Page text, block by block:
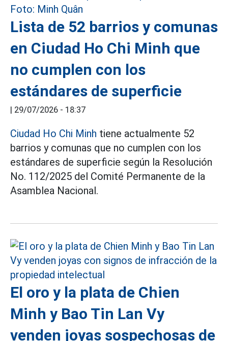
Lista de 52 barrios y comunas
en Ciudad Ho Chi Minh que
no cumplen con los
estándares de superficie
| 29/07/2026 - 18:37
Ciudad Ho Chi Minh tiene actualmente 52
barrios y comunas que no cumplen con los
estándares de superficie según la Resolución
No. 112/2025 del Comité Permanente de la
Asamblea Nacional.
El oro y la plata de Chien
Minh y Bao Tin Lan Vy
venden joyas sospechosas de